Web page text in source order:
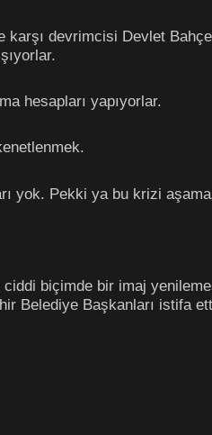
karşı devrimcisi Devlet
hesapları yapıyorlar.
yok. Pekki ya bu krizi
biçimde bir imaj
Belediye Başkanları istifa